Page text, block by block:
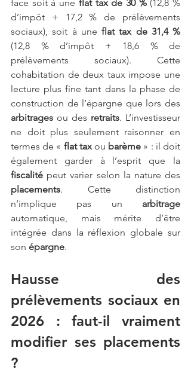
face soit à une flat tax de 30 % (12,8 %
d’impôt + 17,2 % de prélèvements
sociaux), soit à une flat tax de 31,4 %
(12,8 % d’impôt + 18,6 % de
prélèvements sociaux). Cette
cohabitation de deux taux impose une
lecture plus fine tant dans la phase de
construction de l’épargne que lors des
arbitrages ou des retraits. L’investisseur
ne doit plus seulement raisonner en
termes de « flat tax ou barème » : il doit
fiscalité
placements. Cette distinction
n’implique pas un arbitrage
automatique, mais mérite d’être
intégrée dans la réflexion globale sur
son épargne.
Hausse des
prélèvements sociaux en
2026 : faut-il vraiment
modifier ses placements
?